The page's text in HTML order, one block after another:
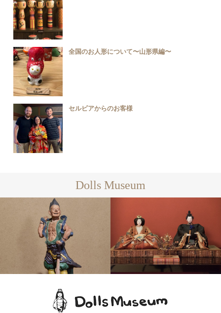
全国のお人形について〜山形県編〜
セルビアからのお客様
Dolls Museum
陶磁器人形
雛人形